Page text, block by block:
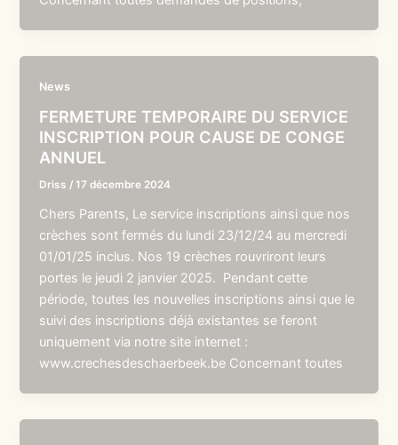
News
FERMETURE TEMPORAIRE DU SERVICE
INSCRIPTION POUR CAUSE DE CONGE
ANNUEL
Driss /17 décembre 2024
Chers Parents, Le service inscriptions ainsi que nos
crèches sont fermés du lundi 23/12/24 au mercredi
01/01/25 inclus. Nos 19 crèches rouvriront leurs
portes le jeudi 2 janvier 2025. Pendant cette
période, toutes les nouvelles inscriptions ainsi que le
suivi des inscriptions déjà existantes se feront
uniquement via notre site internet :
www.crechesdeschaerbeek.be Concernant toutes